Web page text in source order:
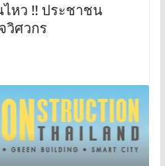
หว !! ประชาชน
วิศวกร